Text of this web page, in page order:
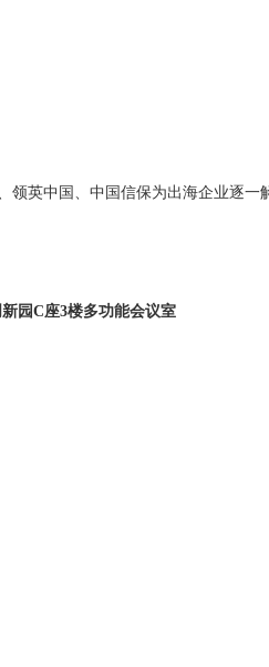
英中国、中国信保为出海企业逐一
园C座3楼多功能会议室